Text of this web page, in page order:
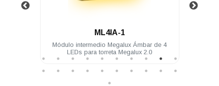
ML4IA-1
Módulo intermedio Megalux Ámbar de 4
LEDs para torreta Megalux 2.0